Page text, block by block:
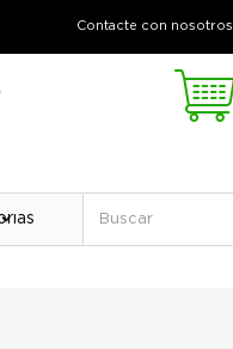
Contacte con nosotros